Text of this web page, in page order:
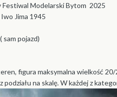
Festiwal Modelarski Bytom 2025
Jima 1945
sam pojazd)
figura maksymalna wielkość 20/
podziału na skalę. W każdej z